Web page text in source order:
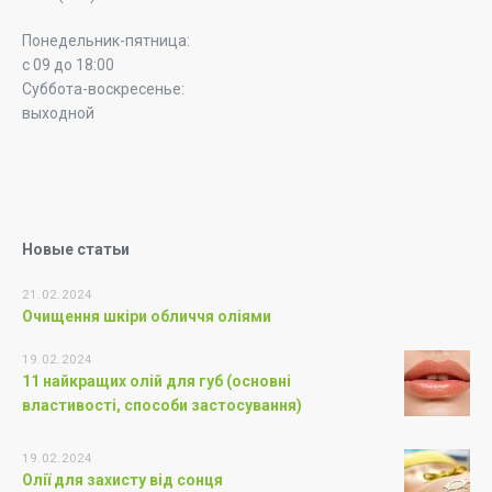
Понедельник-пятница:
с 09 до 18:00
Суббота-воскресенье:
выходной
Новые статьи
21.02.2024
Очищення шкіри обличчя оліями
19.02.2024
11 найкращих олій для губ (основні
властивості, способи застосування)
19.02.2024
Олії для захисту від сонця